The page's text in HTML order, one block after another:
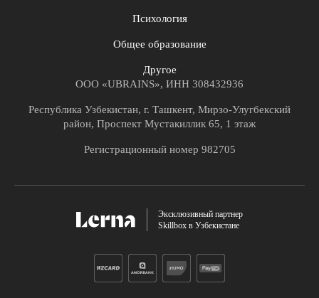
Психология
Общее образование
Другое
ООО «UBRAINS», ИНН 308432936
Республика Узбекистан, г. Ташкент, Мирзо-Улугбекский
район, Проспект Мустакиллик 65, 1 этаж
Регистрационный номер 982705
Эксклюзивный партнер
Skillbox в Узбекистане